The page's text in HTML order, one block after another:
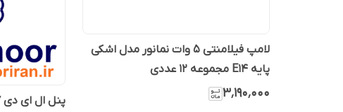
لامپ فیلامنتی 5 وات نمانور مدل اشکی
پایه E14 مجموعه 12 عددی
۳٬۱۹۰٬۰۰۰ پنل ال ای دی 7 وات نمانور سایز 8 سفید